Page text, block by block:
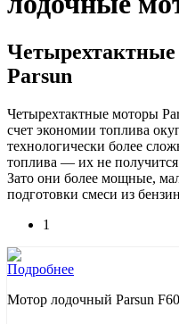
Parsun
Четырехтактные моторы
счет экономии топлива
технологически более
топлива — их не
Зато они более мощные,
подготовки смеси из
1
Подробнее
Мотор лодочный Parsun